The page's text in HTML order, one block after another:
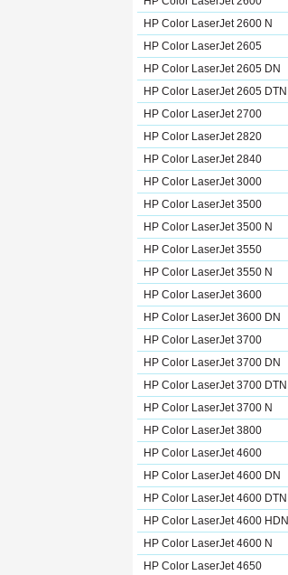
HP Color LaserJet 2600 N
HP Color LaserJet 2605
HP Color LaserJet 2605 DN
HP Color LaserJet 2605 DTN
HP Color LaserJet 2700
HP Color LaserJet 2820
HP Color LaserJet 2840
HP Color LaserJet 3000
HP Color LaserJet 3500
HP Color LaserJet 3500 N
HP Color LaserJet 3550
HP Color LaserJet 3550 N
HP Color LaserJet 3600
HP Color LaserJet 3600 DN
HP Color LaserJet 3700
HP Color LaserJet 3700 DN
HP Color LaserJet 3700 DTN
HP Color LaserJet 3700 N
HP Color LaserJet 3800
HP Color LaserJet 4600
HP Color LaserJet 4600 DN
HP Color LaserJet 4600 DTN
HP Color LaserJet 4600 HDN
HP Color LaserJet 4600 N
HP Color LaserJet 4650